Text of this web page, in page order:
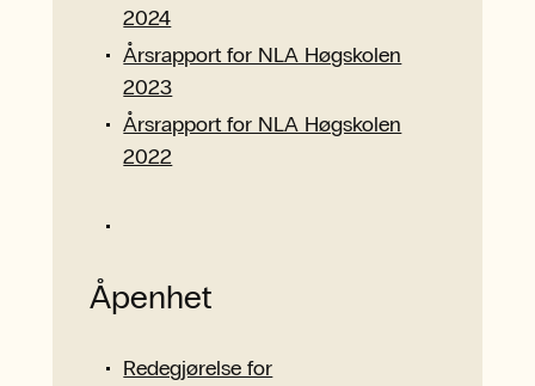
2024
Årsrapport for NLA Høgskolen
2023
Årsrapport for NLA Høgskolen
2022
Åpenhet
Redegjørelse for